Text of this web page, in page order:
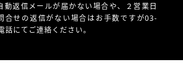
動返信メールが届かない場合や、
２営業日
合せの返信がない場合はお手数ですが03-
にてご連絡ください。